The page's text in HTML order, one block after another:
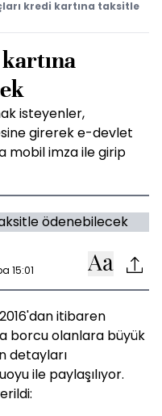
kredi kartına taksitle
isteyenler,
girerek e-devlet
mobil imza ile girip
15:01
itibaren
borcu olanlara büyük
detayları
ile paylaşılıyor.